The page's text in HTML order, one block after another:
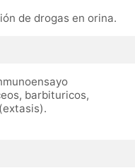
de drogas en orina.
barbituricos,